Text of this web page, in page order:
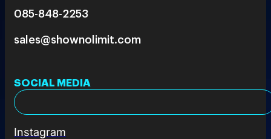
085-848-2253
sales@shownolimit.com
SOCIAL MEDIA
Instagram